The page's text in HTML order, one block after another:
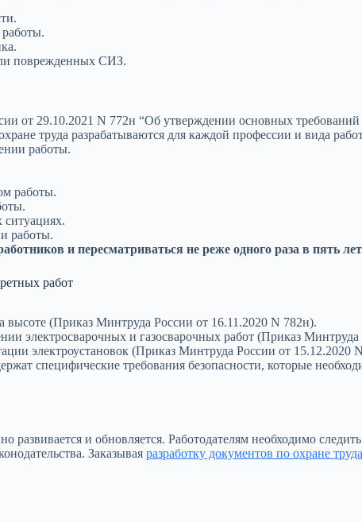
поврежденных СИЗ.
от 29.10.2021 N 772н “Об утверждении основных
труда разрабатываются для каждой профессии и вида
работы.
работы.
ситуациях.
работы.
и пересматриваться не реже одного раза в пять
работ
высоте (Приказ Минтруда России от 16.11.2020 N 782н).
электросварочных и газосварочных работ (Приказ
электроустановок (Приказ Минтруда России от 15.12.2020
специфические требования безопасности, которые
развивается и обновляется. Работодателям необходимо
Заказывая разработку документов по охране труда